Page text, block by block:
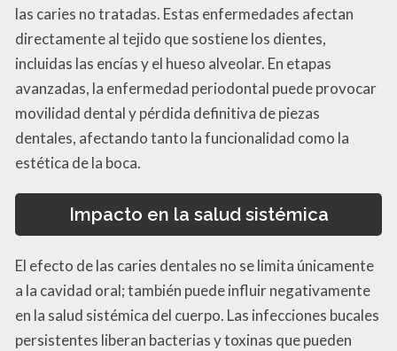
las caries no tratadas. Estas enfermedades afectan
directamente al tejido que sostiene los dientes,
incluidas las encías y el hueso alveolar. En etapas
avanzadas, la enfermedad periodontal puede provocar
movilidad dental y pérdida definitiva de piezas
dentales, afectando tanto la funcionalidad como la
estética de la boca.
Impacto en la salud sistémica
El efecto de las caries dentales no se limita únicamente
a la cavidad oral; también puede influir negativamente
en la salud sistémica del cuerpo. Las infecciones bucales
persistentes liberan bacterias y toxinas que pueden